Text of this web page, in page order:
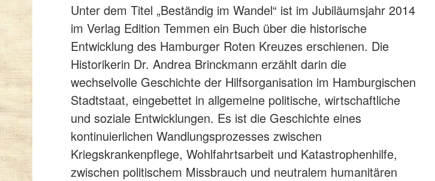
Unter dem Titel „Beständig im Wandel“ ist im Jubiläumsjahr 2014
im Verlag Edition Temmen ein Buch über die historische
Entwicklung des Hamburger Roten Kreuzes erschienen. Die
Historikerin Dr. Andrea Brinckmann erzählt darin die
wechselvolle Geschichte der Hilfsorganisation im Hamburgischen
Stadtstaat, eingebettet in allgemeine politische, wirtschaftliche
und soziale Entwicklungen. Es ist die Geschichte eines
kontinuierlichen Wandlungsprozesses zwischen
Kriegskrankenpflege, Wohlfahrtsarbeit und Katastrophenhilfe,
zwischen politischem Missbrauch und neutralem humanitären